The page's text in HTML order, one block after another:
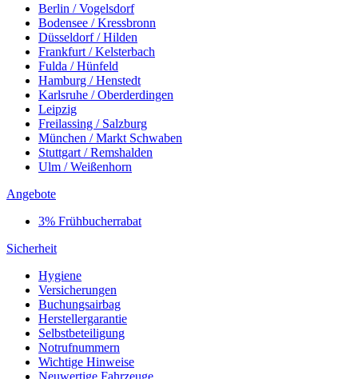
Berlin / Vogelsdorf
Bodensee / Kressbronn
Düsseldorf / Hilden
Frankfurt / Kelsterbach
Fulda / Hünfeld
Hamburg / Henstedt
Karlsruhe / Oberderdingen
Leipzig
Freilassing / Salzburg
München / Markt Schwaben
Stuttgart / Remshalden
Ulm / Weißenhorn
Angebote
3% Frühbucherrabat
Sicherheit
Hygiene
Versicherungen
Buchungsairbag
Herstellergarantie
Selbstbeteiligung
Notrufnummern
Wichtige Hinweise
Neuwertige Fahrzeuge